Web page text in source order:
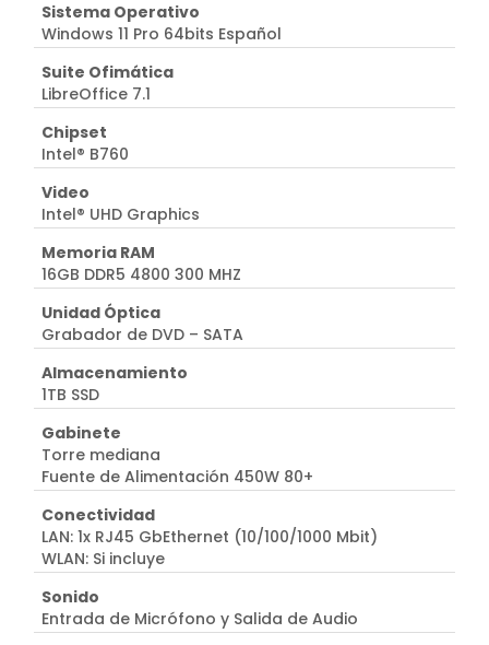
Sistema Operativo
Windows 11 Pro 64bits Español
Suite Ofimática
LibreOffice 7.1
Chipset
Intel® B760
Video
Intel® UHD Graphics
Memoria RAM
16GB DDR5 4800 300 MHZ
Unidad Óptica
Grabador de DVD – SATA
Almacenamiento
1TB SSD
Gabinete
Torre mediana
Fuente de Alimentación 450W 80+
Conectividad
LAN: 1x RJ45 GbEthernet (10/100/1000 Mbit)
WLAN: Si incluye
Sonido
Entrada de Micrófono y Salida de Audio